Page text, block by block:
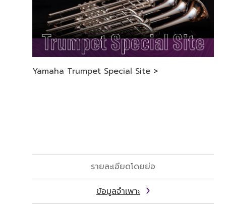
Yamaha Trumpet Special Site >
รายละเอียดโดยย่อ
ข้อมูลจำเพาะ